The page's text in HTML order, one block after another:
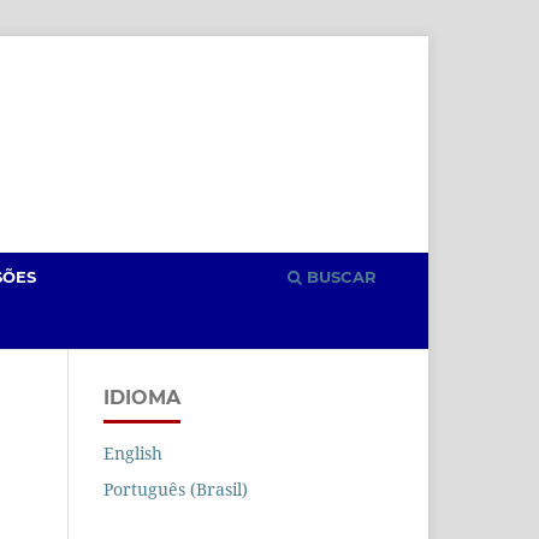
BUSCAR
IDIOMA
English
Português (Brasil)